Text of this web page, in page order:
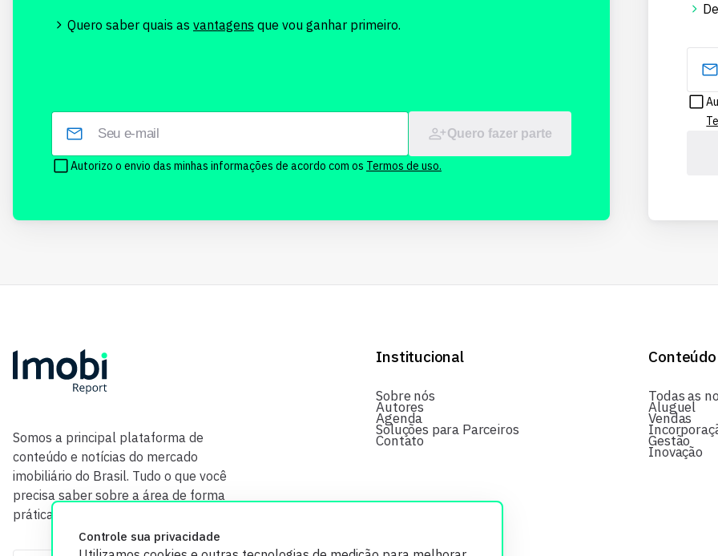
Controle sua privacidade
Quero saber quais as vantagens que vou ganhar primeiro.
Quero fazer parte
Autorizo o envio das minhas informações de acordo com os Termos de uso.
Somos a principal plataforma de
conteúdo e notícias do mercado
imobiliário do Brasil. Tudo o que você
precisa saber sobre a área de forma
prática e com credibilidade.
Institucional
Sobre nós
Autores
Agenda
Soluções para Parceiros
Contato
Conteúdo
Todas as
Aluguel
Vendas
Gestão
Inovação